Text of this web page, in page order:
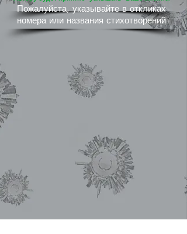
Пожалуйста, указывайте в откликах
номера или названия стихотворений